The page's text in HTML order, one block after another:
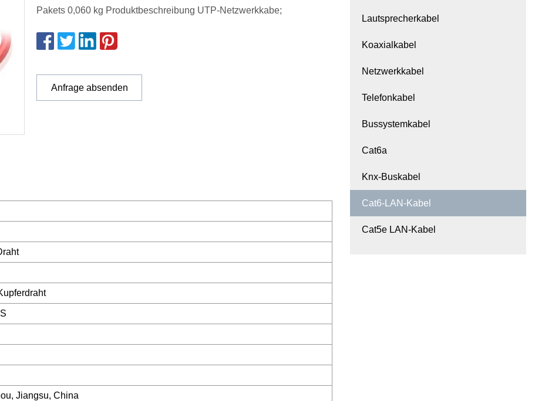
Pakets 0,060 kg Produktbeschreibung UTP-Netzwerkkabe;
Anfrage absenden
Jiangsu, China
Lautsprecherkabel
Koaxialkabel
Netzwerkkabel
Telefonkabel
Bussystemkabel
Cat6a
Knx-Buskabel
Cat6-LAN-Kabel
Cat5e LAN-Kabel